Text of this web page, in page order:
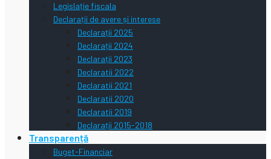
Legislație fiscala
Declarații de avere și interese
Declarații 2025
Declarații 2024
Declarații 2023
Declaratii 2022
Declaratii 2021
Declaratii 2020
Declaratii 2019
Declarații 2015-2018
Transparență
Buget-Financiar